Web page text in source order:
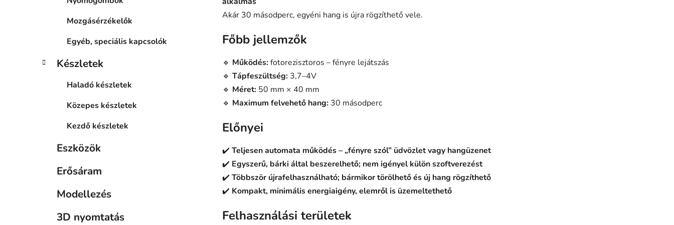
Mozgásérzékelők
Egyéb, speciális kapcsolók
Készletek
Haladó készletek
Közepes készletek
Kezdő készletek
Eszközök
Erősáram
Modellezés
3D nyomtatás
Akár 30 másodperc, egyéni hang is újra rögzíthető vele.
Főbb jellemzők
🔹 Működés:fotorezisztoros – fényre lejátszás
🔹 Tápfeszültség: 3,7–4V
🔹 Méret: 50 mm × 40 mm
🔹 Maximum felvehető hang: 30 másodperc
Előnyei
✔️ Teljesen automata működés – „fényre szól” üdvözlet vagy hangüzenet
✔️ Egyszerű, bárki által beszerelhető; nem igényel külön szoftverezést
✔️ Többször újrafelhasználható; bármikor törölhető és új hang rögzíthető
✔️ Kompakt, minimális energiaigény, elemről is üzemeltethető
Felhasználási területek